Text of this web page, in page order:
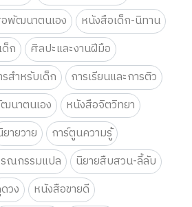
พัฒนาตนเอง
หนังสือเด็ก-นิทาน
ก
ศิลปะและงานฝีมือ
สำหรับเด็ก
การเรียนและการติว
นาตนเอง
หนังสือจิตวิทยา
ายวาย
การ์ตูนความรู้
ณกรรมแปล
นิยายสืบสวน-ลี้ลับ
วง
หนังสือขายดี